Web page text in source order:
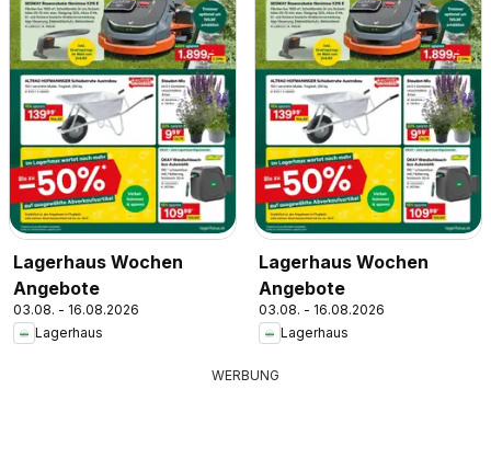
Lagerhaus Wochen
Angebote
03.08. - 16.08.2026
Lagerhaus
Lagerhaus Wochen
Angebote
03.08. - 16.08.2026
Lagerhaus
WERBUNG